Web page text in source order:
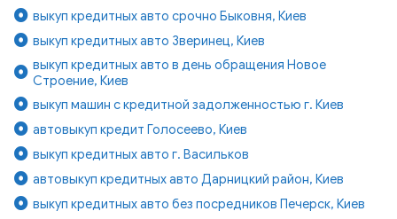
выкуп кредитных авто срочно Быковня, Киев
выкуп кредитных авто Зверинец, Киев
выкуп кредитных авто в день обращения Новое
Строение, Киев
выкуп машин с кредитной задолженностью г. Киев
автовыкуп кредит Голосеево, Киев
выкуп кредитных авто г. Васильков
автовыкуп кредитных авто Дарницкий район, Киев
выкуп кредитных авто без посредников Печерск, Киев